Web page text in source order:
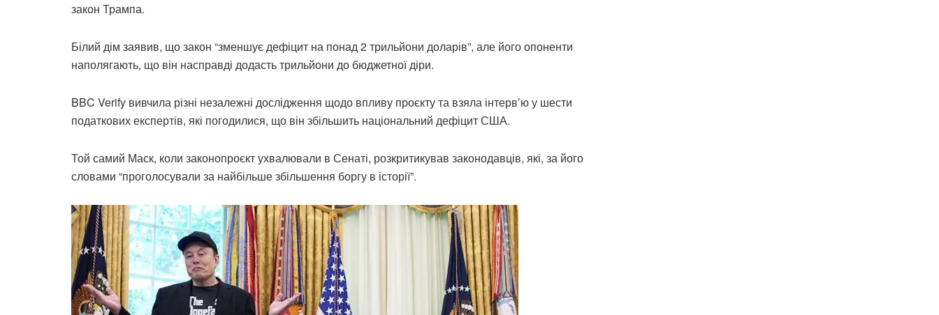
закон Трампа.
Білий дім заявив, що закон “зменшує дефіцит на понад 2 трильйони доларів”, але його опоненти
наполягають, що він насправді додасть трильйони до бюджетної діри.
BBC Verify вивчила різні незалежні дослідження щодо впливу проєкту та взяла інтерв’ю у шести
податкових експертів, які погодилися, що він збільшить національний дефіцит США.
Той самий Маск, коли законопроєкт ухвалювали в Сенаті, розкритикував законодавців, які, за його
словами “проголосували за найбільше збільшення боргу в історії”.